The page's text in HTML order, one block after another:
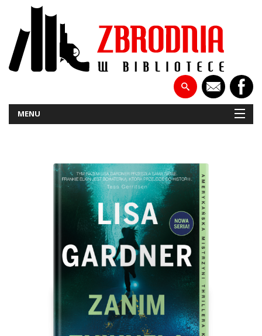
MENU
NOWOŚCI
PATRONATY
RECENZJE
DO CZYTANIA
NA EKRANIE
KONTAKT